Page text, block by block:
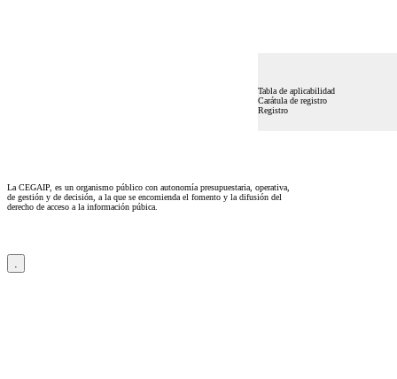
Tabla de aplicabilidad
Carátula de registro
Registro
La CEGAIP, es un organismo público con autonomía presupuestaria, operativa,
de gestión y de decisión, a la que se encomienda el fomento y la difusión del
derecho de acceso a la información púbica.